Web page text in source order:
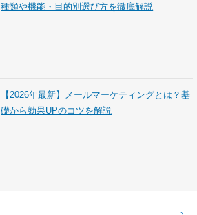
種類や機能・目的別選び方を徹底解説
【2026年最新】メールマーケティングとは？基
礎から効果UPのコツを解説